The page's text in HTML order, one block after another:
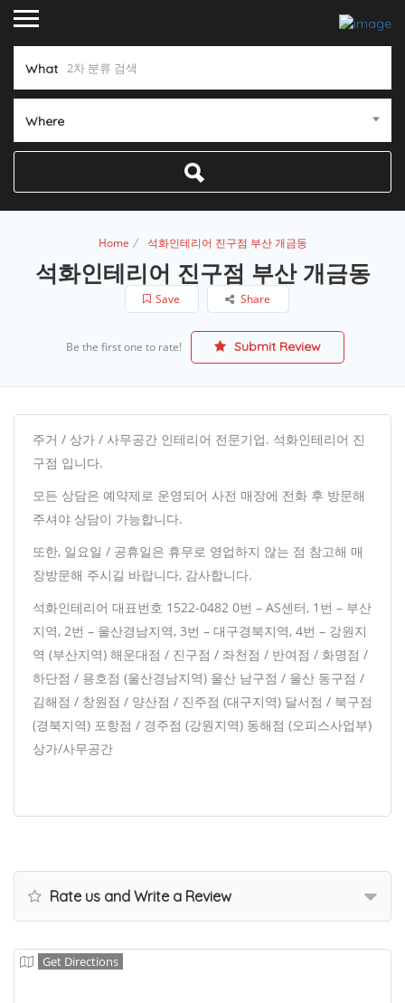
What
Where
Home 석화인테리어 진구점 부산 개금동
석화인테리어 진구점 부산 개금동
Save Share
Be the first one to rate! Submit Review
주거 / 상가 / 사무공간 인테리어 전문기업. 석화인테리어 진
구점 입니다.
모든 상담은 예약제로 운영되어 사전 매장에 전화 후 방문해
주셔야 상담이 가능합니다.
또한, 일요일 / 공휴일은 휴무로 영업하지 않는 점 참고해 매
장방문해 주시길 바랍니다, 감사합니다.
석화인테리어 대표번호 1522-0482 0번 – AS센터, 1번 – 부산
지역, 2번 – 울산경남지역, 3번 – 대구경북지역, 4번 – 강원지
역 (부산지역) 해운대점 / 진구점 / 좌천점 / 반여점 / 화명점 /
하단점 / 용호점 (울산경남지역) 울산 남구점 / 울산 동구점 /
김해점 / 창원점 / 양산점 / 진주점 (대구지역) 달서점 / 북구점
(경북지역) 포항점 / 경주점 (강원지역) 동해점 (오피스사업부)
상가/사무공간
Rate us and Write a Review
Get Directions